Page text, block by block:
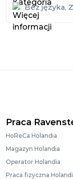
Bez języka,
Praca
HoReCa Holandia
Magazyn Holandia
Operator Holandia
Praca fizyczna